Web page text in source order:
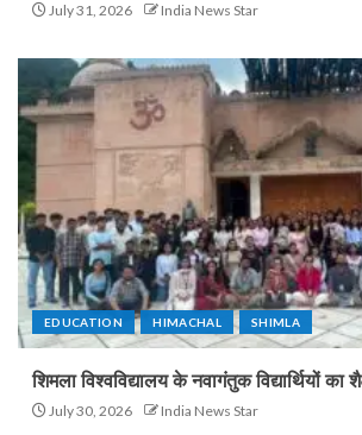
July 31, 2026 India News Star
EDUCATION HIMACHAL SHIMLA
शिमला विश्वविद्यालय के नवागंतुक विद्यार्थियों का
July 30, 2026 India News Star